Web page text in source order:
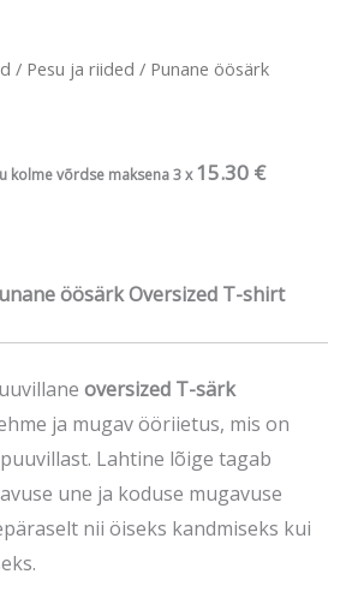
/ Pesu ja riided / Punane öösärk
kolme võrdse maksena 3 x15.30 €
öösärk Oversized T-shirt
oversized T-särk
ja mugav ööriietus, mis on
Lahtine lõige tagab
une ja koduse mugavuse
nii öiseks kandmiseks kui